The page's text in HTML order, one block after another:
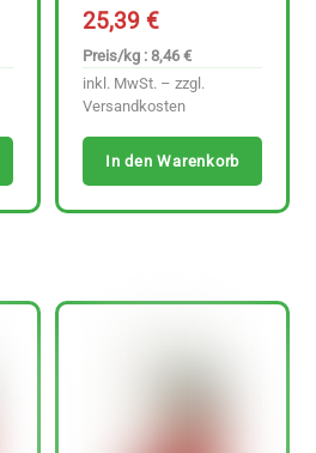
25,39€
Preis/kg : 8,46 €
inkl. MwSt. – zzgl.
Versandkosten
In den Warenkorb